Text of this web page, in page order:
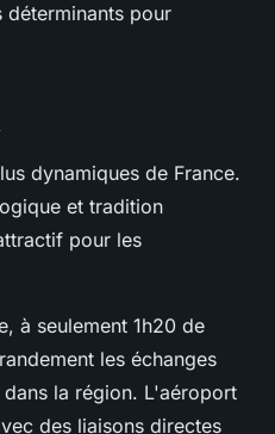
déterminants pour
dynamiques de France.
et tradition
pour les
à seulement 1h20 de
les échanges
la région. L'aéroport
des liaisons directes